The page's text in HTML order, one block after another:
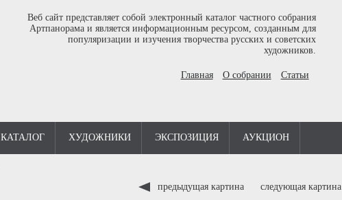
Веб сайт представляет собой электронный каталог частного собрания
Артпанорама и является информационным ресурсом, созданным для
популяризации и изучения творчества русских и советских
художников.
Главная О собрании Статьи
КАТАЛОГ ХУДОЖНИКИ ЭКСПОЗИЦИЯ АУКЦИОН
предыдущая картина следующая картина